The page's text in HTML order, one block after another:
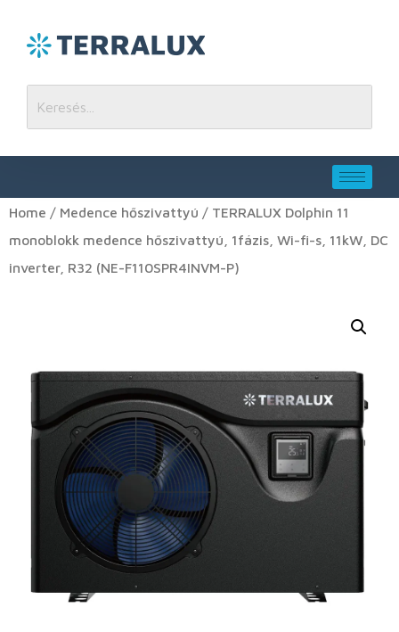
Home / Medence hőszivattyú / TERRALUX Dolphin 11
monoblokk medence hőszivattyú, 1fázis, Wi-fi-s, 11kW, DC
inverter, R32 (NE-F110SPR4INVM-P)